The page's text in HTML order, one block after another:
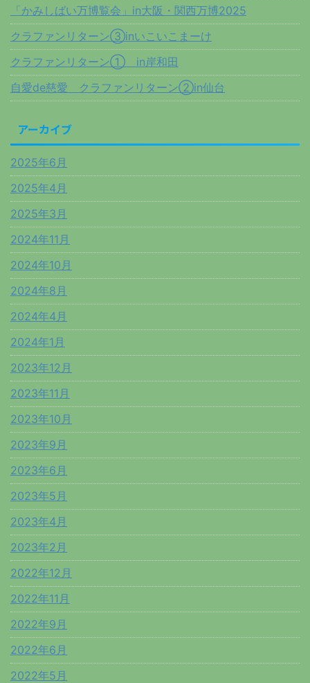
「かみしばい万博覧会」in大阪・関西万博2025
クラファンリターン③inいこいこまーけ
クラファンリターン① in岸和田
自愛de慈愛 クラファンリターン②in仙台
アーカイブ
2025年6月
2025年4月
2025年3月
2024年11月
2024年10月
2024年8月
2024年4月
2024年1月
2023年12月
2023年11月
2023年10月
2023年9月
2023年6月
2023年5月
2023年4月
2023年2月
2022年12月
2022年11月
2022年9月
2022年6月
2022年5月